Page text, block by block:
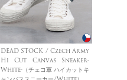
DEAD STOCK / Czech Army
Hi Cut Canvas Sneaker-
White-（チェコ軍 ハイカットキ